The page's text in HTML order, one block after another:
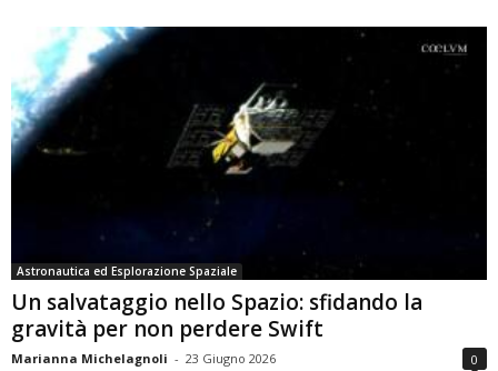
Astronautica ed Esplorazione Spaziale
Un salvataggio nello Spazio: sfidando la
gravità per non perdere Swift
Marianna Michelagnoli - 23 Giugno 2026 0